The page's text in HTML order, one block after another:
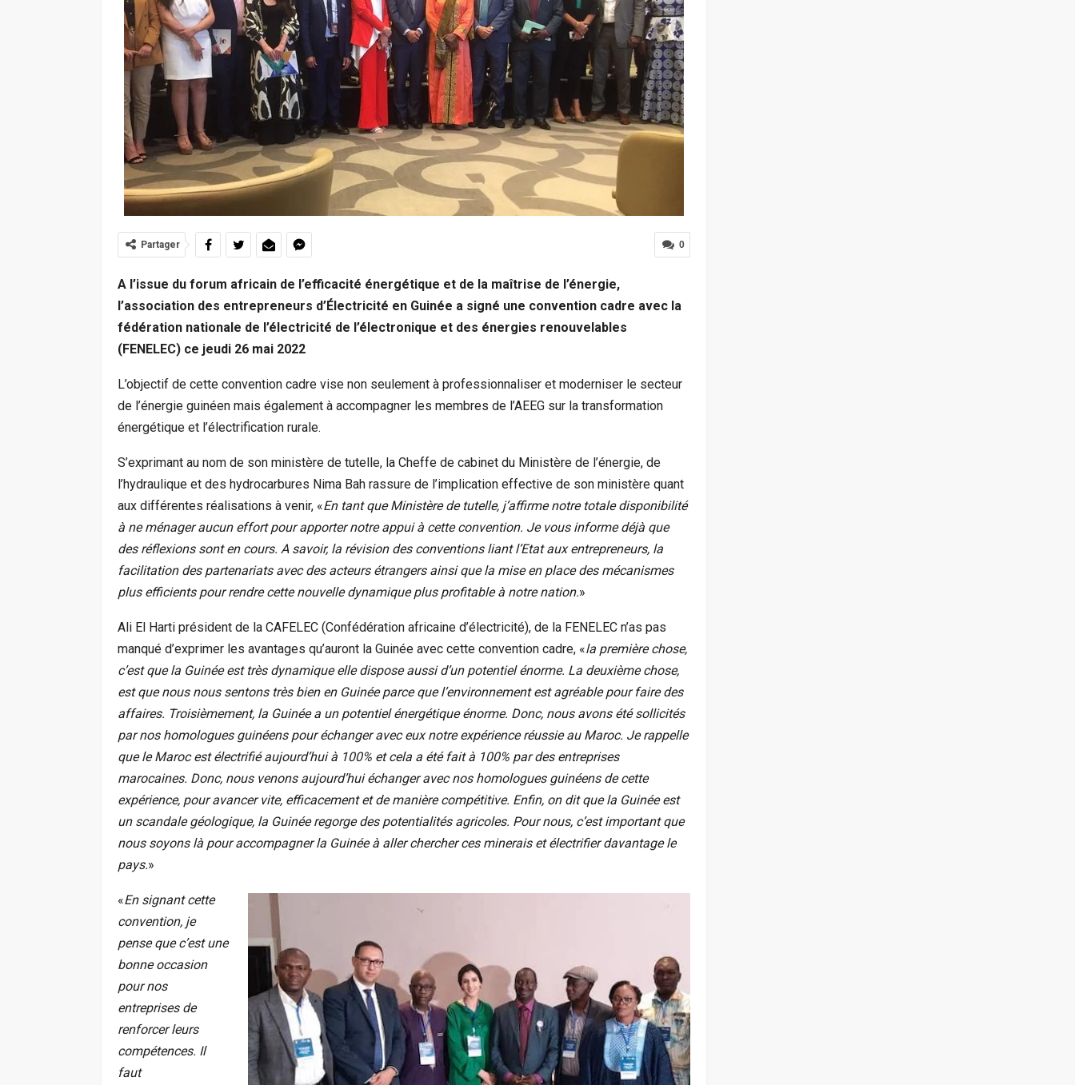
0
Partager
A l’issue du forum africain de l’efficacité énergétique et de la maîtrise de l’énergie,
l’association des entrepreneurs d’Électricité en Guinée a signé une convention cadre avec la
fédération nationale de l’électricité de l’électronique et des énergies renouvelables
(FENELEC) ce jeudi 26 mai 2022
L’objectif de cette convention cadre vise non seulement à professionnaliser et moderniser le secteur
de l’énergie guinéen mais également à accompagner les membres de l’AEEG sur la transformation
énergétique et l’électrification rurale.
S’exprimant au nom de son ministère de tutelle, la Cheffe de cabinet du Ministère de l’énergie, de
l’hydraulique et des hydrocarbures Nima Bah rassure de l’implication effective de son ministère quant
aux différentes réalisations à venir, «En tant que Ministère de tutelle, j’affirme notre totale disponibilité
à ne ménager aucun effort pour apporter notre appui à cette convention. Je vous informe déjà que
des réflexions sont en cours. A savoir, la révision des conventions liant l’Etat aux entrepreneurs, la
facilitation des partenariats avec des acteurs étrangers ainsi que la mise en place des mécanismes
plus efficients pour rendre cette nouvelle dynamique plus profitable à notre nation.»
Ali El Harti président de la CAFELEC (Confédération africaine d’électricité), de la FENELEC n’as pas
manqué d’exprimer les avantages qu’auront la Guinée avec cette convention cadre, «la première chose,
c’est que la Guinée est très dynamique elle dispose aussi d’un potentiel énorme. La deuxième chose,
est que nous nous sentons très bien en Guinée parce que l’environnement est agréable pour faire des
affaires. Troisièmement, la Guinée a un potentiel énergétique énorme. Donc, nous avons été sollicités
par nos homologues guinéens pour échanger avec eux notre expérience réussie au Maroc. Je rappelle
que le Maroc est électrifié aujourd’hui à 100% et cela a été fait à 100% par des entreprises
marocaines. Donc, nous venons aujourd’hui échanger avec nos homologues guinéens de cette
expérience, pour avancer vite, efficacement et de manière compétitive. Enfin, on dit que la Guinée est
un scandale géologique, la Guinée regorge des potentialités agricoles. Pour nous, c’est important que
nous soyons là pour accompagner la Guinée à aller chercher ces minerais et électrifier davantage le
pays.»
«En signant cette
convention, je
pense que c’est une
bonne occasion
pour nos
entreprises de
renforcer leurs
compétences. Il
faut